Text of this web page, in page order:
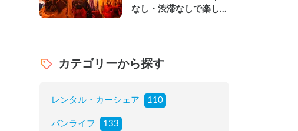
なし・渋滞なしで楽しむ
カテゴリーから探す
レンタル・カーシェア 110
バンライフ 133